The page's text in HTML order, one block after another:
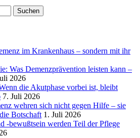
im Krankenhaus – sondern mit ihr
Was Demenzprävention leisten kann –
2026
die Akutphase vorbei ist, bleibt
7. Juli 2026
wehren sich nicht gegen Hilfe – sie
Botschaft 1. Juli 2026
-bewußtsein werden Teil der Pflege